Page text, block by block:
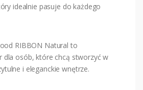
idealnie pasuje do każdego
RIBBON Natural to
dla osób, które chcą stworzyć w
i eleganckie wnętrze.